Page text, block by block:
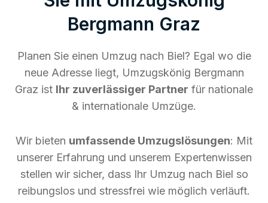
Bergmann Graz
Planen Sie einen Umzug nach Biel? Egal wo die
neue Adresse liegt, Umzugskönig Bergmann
Graz ist Ihr zuverlässiger Partner für nationale
& internationale Umzüge.
Wir bieten umfassende Umzugslösungen: Mit
unserer Erfahrung und unserem Expertenwissen
stellen wir sicher, dass Ihr Umzug nach Biel so
reibungslos und stressfrei wie möglich verläuft.